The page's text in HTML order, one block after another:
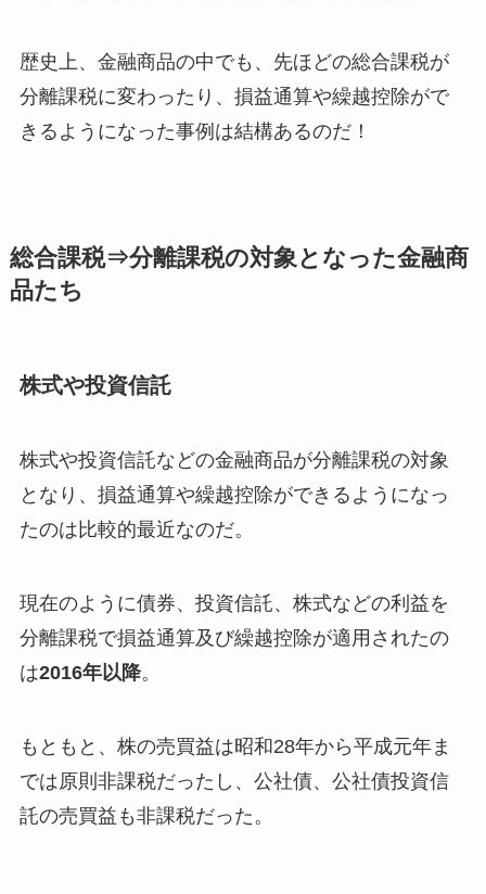
歴史上、金融商品の中でも、先ほどの総合課税が
分離課税に変わったり、損益通算や繰越控除がで
きるようになった事例は結構あるのだ！
総合課税⇒分離課税の対象となった金融商
品たち
株式や投資信託
株式や投資信託などの金融商品が分離課税の対象
となり、損益通算や繰越控除ができるようになっ
たのは比較的最近なのだ。
現在のように債券、投資信託、株式などの利益を
分離課税で損益通算及び繰越控除が適用されたの
は2016年以降。
もともと、株の売買益は昭和28年から平成元年ま
では原則非課税だったし、公社債、公社債投資信
託の売買益も非課税だった。